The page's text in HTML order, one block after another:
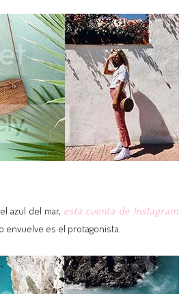
azul del mar, esta cuenta de Instagram
envuelve es el protagonista.